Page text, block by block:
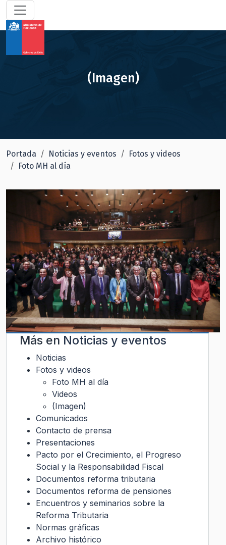
(Imagen)
Portada Noticias y eventos
Fotos y videos
Foto MH al día
Más en Noticias y eventos
Noticias
Fotos y videos
Foto MH al día
Videos
(Imagen)
Comunicados
Contacto de prensa
Presentaciones
Pacto por el Crecimiento, el Progreso
Social y la Responsabilidad Fiscal
Documentos reforma tributaria
Documentos reforma de pensiones
Encuentros y seminarios sobre la
Reforma Tributaria
Normas gráficas
Archivo histórico